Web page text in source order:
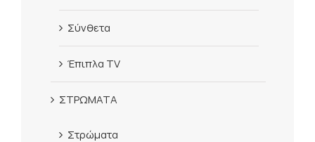
Σύνθετα
Έπιπλα TV
ΣΤΡΩΜΑΤΑ
Στρώματα